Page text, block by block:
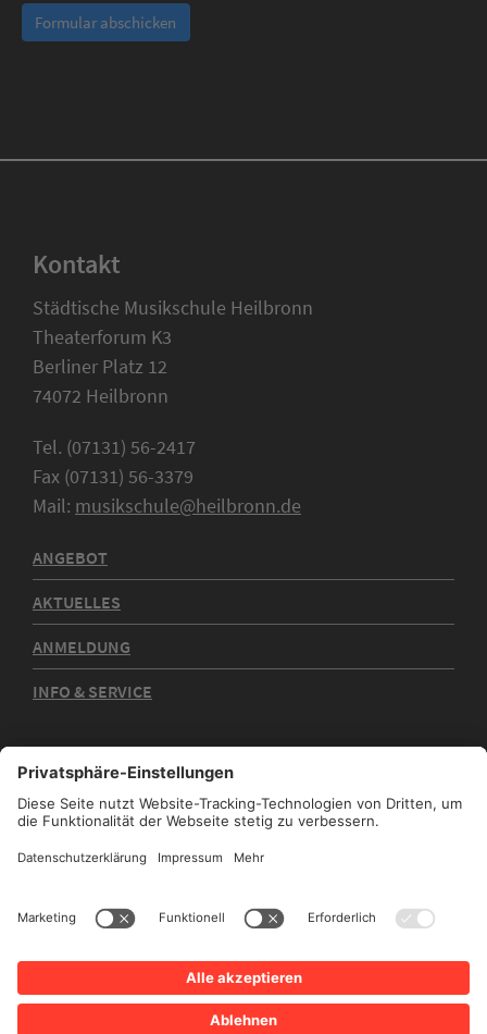
Kontakt
Städtische Musikschule Heilbronn
Theaterforum K3
Berliner Platz 12
74072 Heilbronn
Tel. (07131) 56-2417
Fax (07131) 56-3379
Mail: musikschule@heilbronn.de
ANGEBOT
AKTUELLES
ANMELDUNG
INFO & SERVICE
Kontakt
Datenschutz
Sitemap
Stadtplan